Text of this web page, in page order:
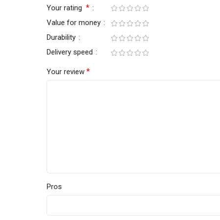
Your rating *
Value for money
Durability
Delivery speed
Your review *
Pros